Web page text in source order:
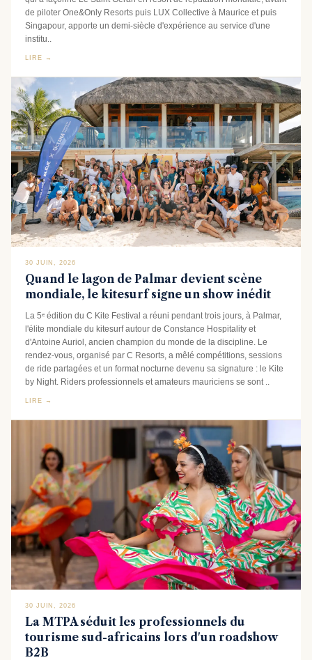
de piloter One&Only Resorts puis LUX Collective à Maurice et puis
Singapour, apporte un demi-siècle d'expérience au service d'une
institu..
LIRE →
30 JUIN, 2026
Quand le lagon de Palmar devient scène
mondiale, le kitesurf signe un show inédit
La 5ᵉ édition du C Kite Festival a réuni pendant trois jours, à Palmar,
l'élite mondiale du kitesurf autour de Constance Hospitality et
d'Antoine Auriol, ancien champion du monde de la discipline. Le
rendez-vous, organisé par C Resorts, a mêlé compétitions, sessions
de ride partagées et un format nocturne devenu sa signature : le Kite
by Night. Riders professionnels et amateurs mauriciens se sont ..
LIRE →
30 JUIN, 2026
La MTPA séduit les professionnels du
tourisme sud-africains lors d'un roadshow
B2B